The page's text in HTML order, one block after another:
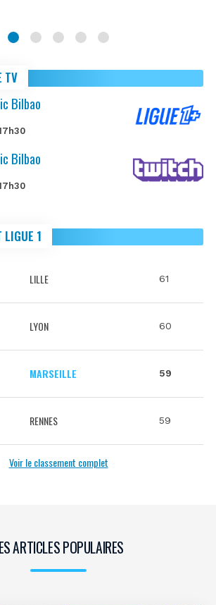
TV
Bilbao
Bilbao
LIGUE 1
LILLE 61
LYON 60
MARSEILLE 59
RENNES 59
Voir le classement complet
ARTICLES POPULAIRES